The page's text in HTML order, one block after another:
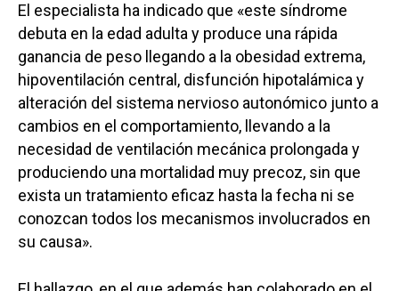
El especialista ha indicado que «este síndrome
debuta en la edad adulta y produce una rápida
ganancia de peso llegando a la obesidad extrema,
hipoventilación central, disfunción hipotalámica y
alteración del sistema nervioso autonómico junto a
cambios en el comportamiento, llevando a la
necesidad de ventilación mecánica prolongada y
produciendo una mortalidad muy precoz, sin que
exista un tratamiento eficaz hasta la fecha ni se
conozcan todos los mecanismos involucrados en
su causa».